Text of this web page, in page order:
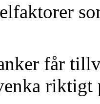
får
riktigt